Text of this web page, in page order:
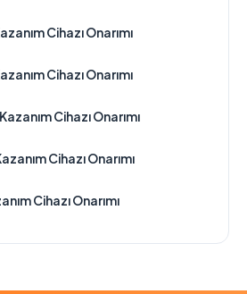
Cihazı Onarımı
Cihazı Onarımı
Cihazı Onarımı
Cihazı Onarımı
Cihazı Onarımı